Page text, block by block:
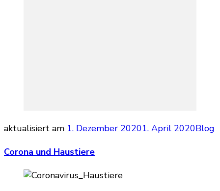
aktualisiert am 1. Dezember 20201. April 2020Blog
Corona und Haustiere